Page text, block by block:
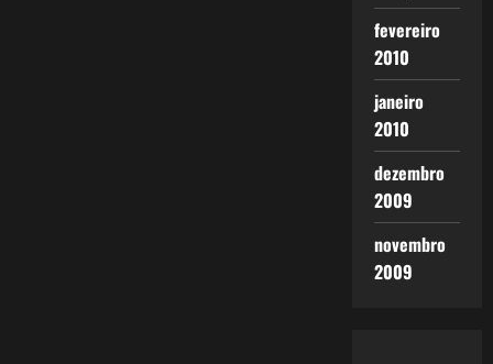
fevereiro
2010
janeiro
2010
dezembro
2009
novembro
2009